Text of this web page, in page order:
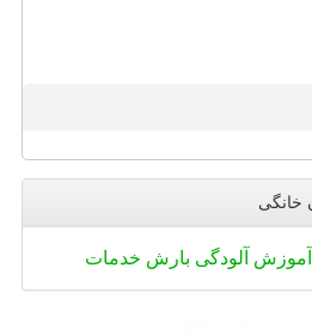
خانگی
آموزش آلودگی بارش خدمات